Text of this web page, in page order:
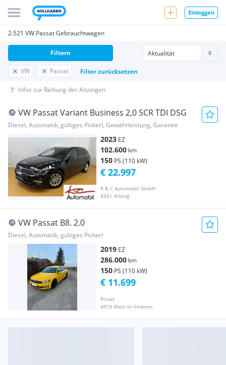
Einloggen
2.521 VW Passat Gebrauchtwagen
VW Passat Filter zurücksetzen
Filtern
Infos zur Reihung der Anzeigen
VW Passat Variant Business 2,0 SCR TDI DSG
Diesel, Automatik, gültiges Pickerl, Gewährleistung, Garantie
2023 EZ
102.600 km
150 PS (110 kW)
K & C Automobil GmbH
4341 Arbing
€ 22.997
VW Passat B8. 2.0
Diesel, Automatik, gültiges Pickerl
2019 EZ
286.000 km
150 PS (110 kW)
Privat
4910 Ried im Innkreis
€ 11.699